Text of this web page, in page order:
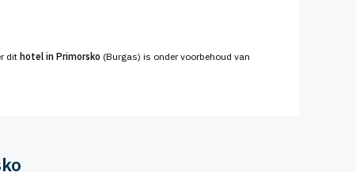
dit hotel in Primorsko (Burgas) is onder voorbehoud van